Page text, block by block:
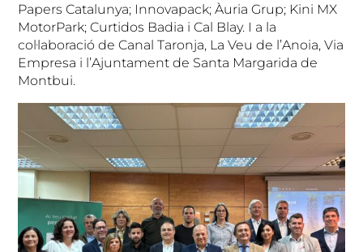
Papers Catalunya; Innovapack; Àuria Grup; Kini MX
MotorPark; Curtidos Badia i Cal Blay. I a la
col·laboració de Canal Taronja, La Veu de l’Anoia, Via
Empresa i l’Ajuntament de Santa Margarida de
Montbui.